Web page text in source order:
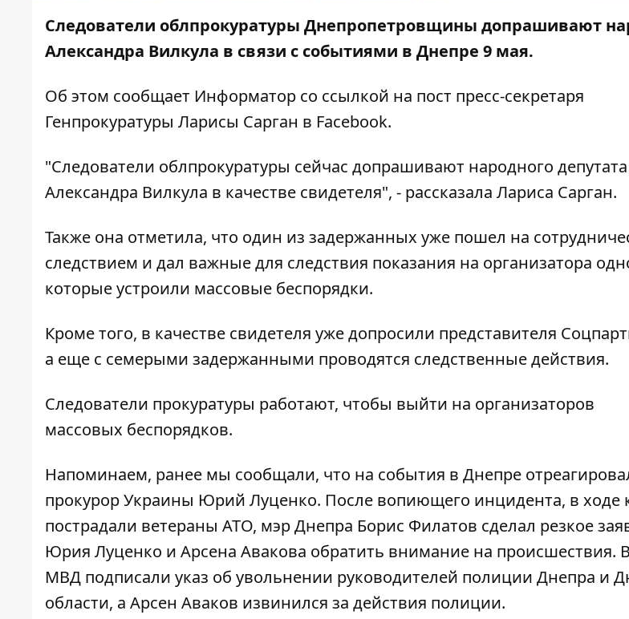
Следователи облпрокуратуры Днепропетровщины допрашивают
Александра Вилкула в связи с событиями в Днепре 9 мая.
Об этом сообщает Информатор со ссылкой на пост пресс-секретаря
Генпрокуратуры Ларисы Сарган в Facebook.
"Следователи облпрокуратуры сейчас допрашивают народного
Александра Вилкула в качестве свидетеля", - рассказала Лариса Сарган.
Также она отметила, что один из задержанных уже пошел на
следствием и дал важные для следствия показания на организатора
которые устроили массовые беспорядки.
Кроме того, в качестве свидетеля уже допросили представителя
а еще с семерыми задержанными проводятся следственные действия.
Следователи прокуратуры работают, чтобы выйти на организаторов
массовых беспорядков.
Напоминаем, ранее мы сообщали, что на события в Днепре
прокурор Украины Юрий Луценко. После вопиющего инцидента, в ходе
пострадали ветераны АТО, мэр Днепра Борис Филатов сделал резкое
Юрия Луценко и Арсена Авакова обратить внимание на происшествия.
МВД подписали указ об увольнении руководителей полиции Днепра и
области, а Арсен Аваков извинился за действия полиции.